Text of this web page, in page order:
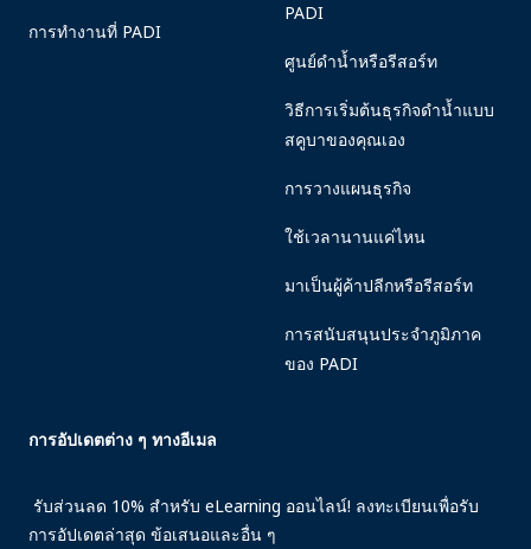
การทำงานที่ PADI
PADI
ศูนย์ดำน้ำหรือรีสอร์ท
วิธีการเริ่มต้นธุรกิจดำน้ำแบบ
สคูบาของคุณเอง
การวางแผนธุรกิจ
ใช้เวลานานแค่ไหน
มาเป็นผู้ค้าปลีกหรือรีสอร์ท
การสนับสนุนประจำภูมิภาค
ของ PADI
การอัปเดตต่าง ๆ ทางอีเมล
รับส่วนลด 10% สำหรับ eLearning ออนไลน์! ลงทะเบียนเพื่อรับ
การอัปเดตล่าสุด ข้อเสนอและอื่น ๆ